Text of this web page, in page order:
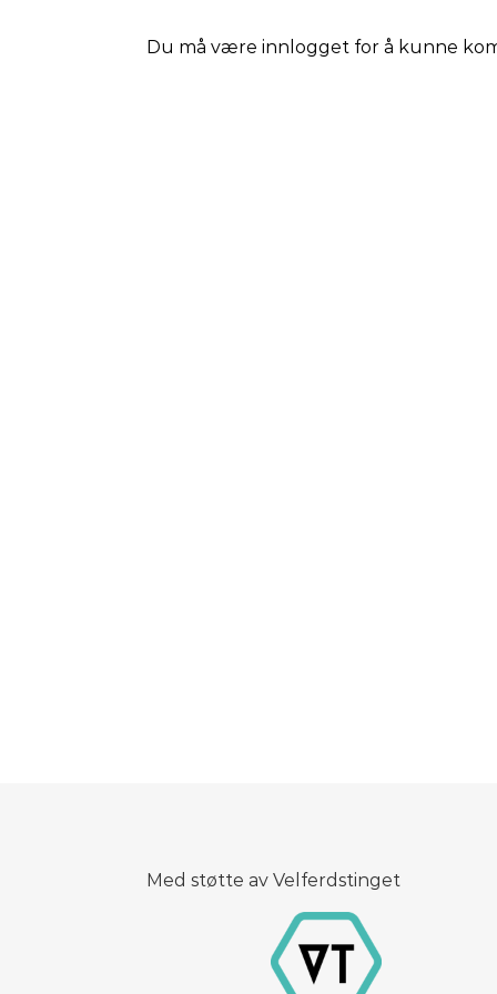
Du må være innlogget for å kunne
Med støtte av Velferdstinget